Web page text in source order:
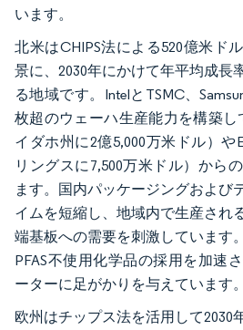
います。
北米はCHIPS法による520億米ド
景に、2030年にかけて年平均成長
る地域です。IntelとTSMC、
枚超のウェーハ生産能力を構築し
イダホ州に2億5,000万米ドル）
リングスに7,500万米ドル）から
ます。国内パッケージングおよび
イムを短縮し、地域内で生産され
端基板への需要を刺激しています
PFAS不使用化学品の採用を加速
ーターに足がかりを与えています。
欧州はチップス法を活用して2030